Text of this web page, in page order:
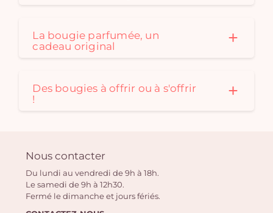
La bougie parfumée, un
cadeau original
Des bougies à offrir ou à s'offrir
!
Nous contacter
Du lundi au vendredi de 9h à 18h.
Le samedi de 9h à 12h30.
Fermé le dimanche et jours fériés.